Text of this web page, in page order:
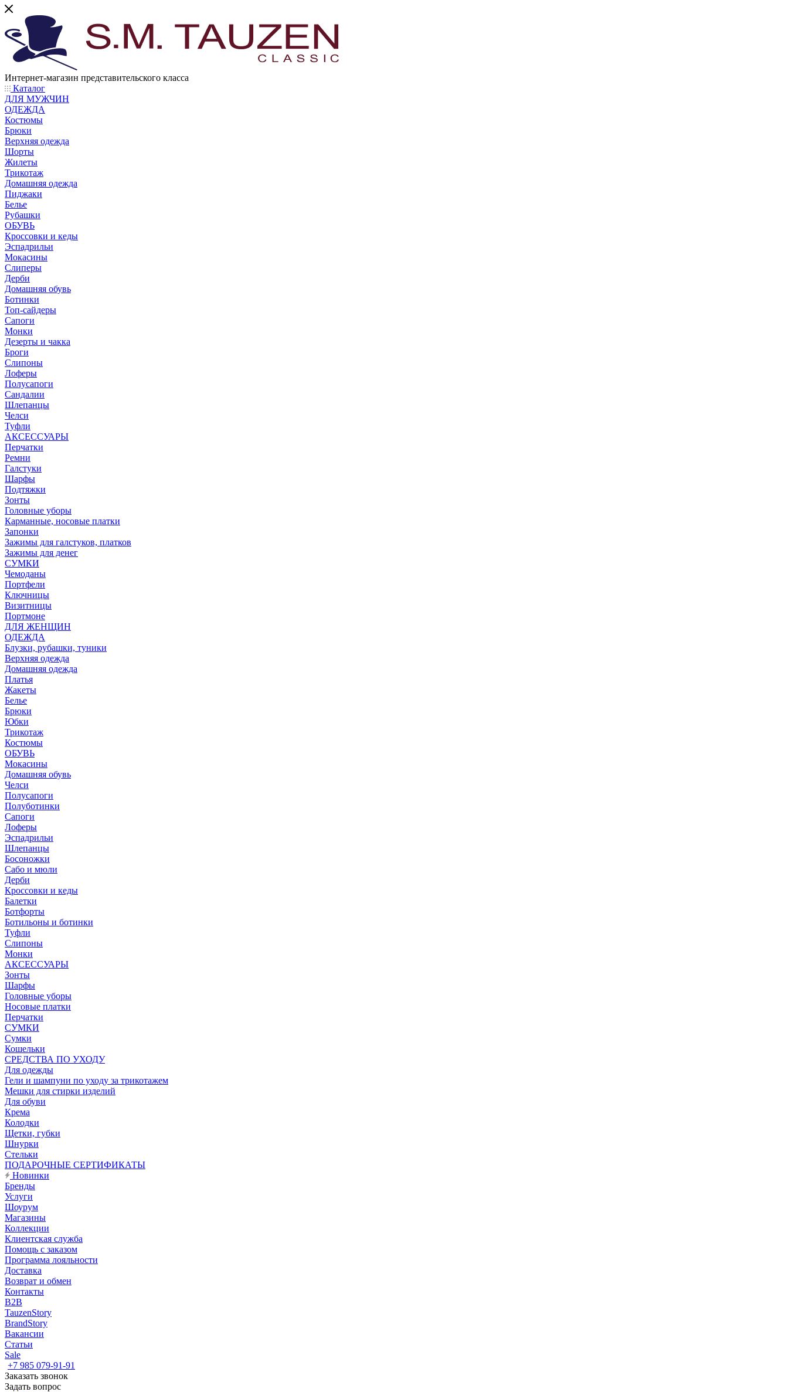
Интернет-магазин представительского класса
Каталог
ДЛЯ МУЖЧИН
ОДЕЖДА
Костюмы
Брюки
Верхняя одежда
Шорты
Жилеты
Трикотаж
Домашняя одежда
Пиджаки
Белье
Рубашки
ОБУВЬ
Кроссовки и кеды
Эспадрильи
Мокасины
Слиперы
Дерби
Домашняя обувь
Ботинки
Топ-сайдеры
Сапоги
Монки
Дезерты и чакка
Броги
Слипоны
Лоферы
Полусапоги
Сандалии
Шлепанцы
Челси
Туфли
АКСЕССУАРЫ
Перчатки
Ремни
Галстуки
Шарфы
Подтяжки
Зонты
Головные уборы
Карманные, носовые платки
Запонки
Зажимы для галстуков, платков
Зажимы для денег
СУМКИ
Чемоданы
Портфели
Ключницы
Визитницы
Портмоне
ДЛЯ ЖЕНЩИН
ОДЕЖДА
Блузки, рубашки, туники
Верхняя одежда
Домашняя одежда
Платья
Жакеты
Белье
Брюки
Юбки
Трикотаж
Костюмы
ОБУВЬ
Мокасины
Домашняя обувь
Челси
Полусапоги
Полуботинки
Сапоги
Лоферы
Эспадрильи
Шлепанцы
Босоножки
Сабо и мюли
Дерби
Кроссовки и кеды
Балетки
Ботфорты
Ботильоны и ботинки
Туфли
Слипоны
Монки
АКСЕССУАРЫ
Зонты
Шарфы
Головные уборы
Носовые платки
Перчатки
СУМКИ
Сумки
Кошельки
CРЕДСТВА ПО УХОДУ
Для одежды
Гели и шампуни по уходу за трикотажем
Мешки для стирки изделий
Для обуви
Крема
Колодки
Щетки, губки
Шнурки
Стельки
ПОДАРОЧНЫЕ СЕРТИФИКАТЫ
Новинки
Бренды
Услуги
Шоурум
Магазины
Коллекции
Клиентская служба
Помощь с заказом
Программа лояльности
Доставка
Возврат и обмен
Контакты
B2B
TauzenStory
BrandStory
Вакансии
Статьи
Sale
+7 985 079-91-91
Заказать звонок
Задать вопрос